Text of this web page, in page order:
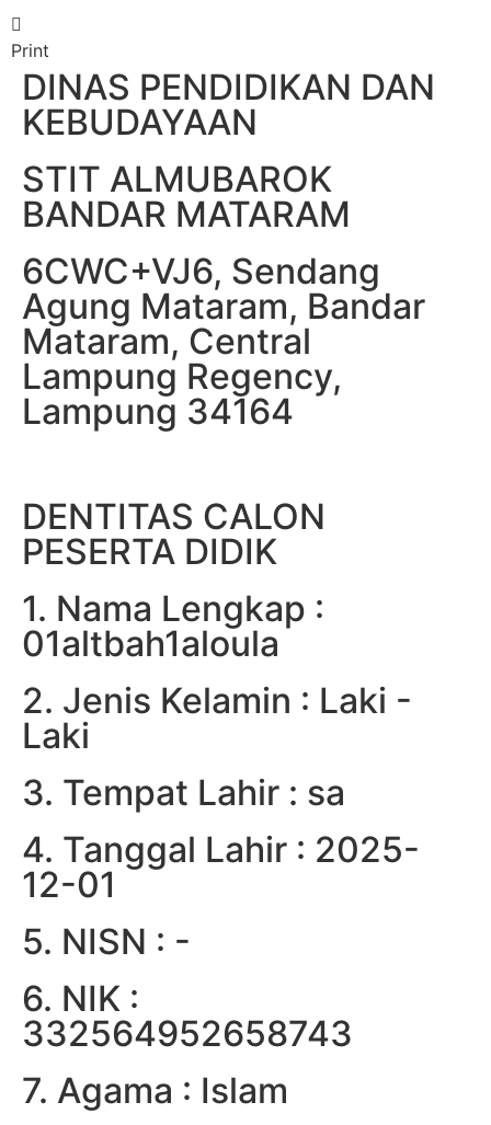
DINAS PENDIDIKAN DAN
KEBUDAYAAN
STIT ALMUBAROK
BANDAR MATARAM
6CWC+VJ6, Sendang
Agung Mataram, Bandar
Mataram, Central
Lampung Regency,
Lampung 34164
DENTITAS CALON
PESERTA DIDIK
1. Nama Lengkap :
01altbah1aloula
2. Jenis Kelamin : Laki -
Laki
3. Tempat Lahir : sa
4. Tanggal Lahir : 2025-
12-01
5. NISN : -
6. NIK :
332564952658743
7. Agama : Islam
Print